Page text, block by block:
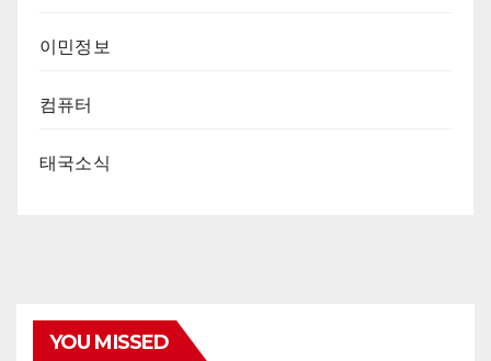
이민정보
컴퓨터
태국소식
YOU MISSED